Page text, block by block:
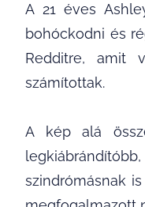
A 21 éves
bohóckodni és
Redditre, amit
számítottak.
A kép alá
szindrómásnak